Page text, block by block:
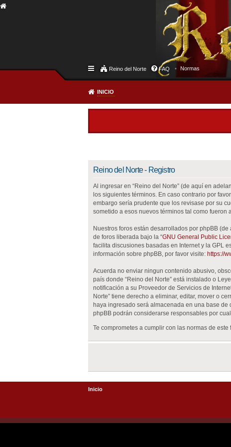
Reino del Norte FAQ Normas
INICIO
Reino del Norte - Registro
Al ingresar en “Reino del Norte” (de aquí en
los siguientes términos. En caso contrario por
embargo sería prudente que los revisase por su
sometido a esos nuevos términos tal como fueron
Nuestros foros están desarrollados por phpBB (de
de foros liberada bajo la “GNU General Public
facilita discusiones basadas en Internet y la GPL
información sobre phpBB, por favor visite: https://
Acuerda no enviar ningun contenido abusivo,
país donde “Reino del Norte” está instalado o
notificación a su Proveedor de Servicios de
Norte” tiene derecho a eliminar, editar, mover o
haya ingresado será almacenada en una base de
phpBB podrán considerarse responsables por
Te comprometes a cumplir con las normas de este
Inicio